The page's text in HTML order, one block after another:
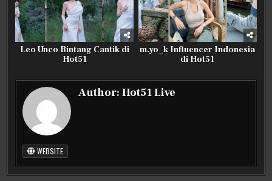
Leo Unco Bintang Cantik di
Hot51
m.yo_k Influencer Indonesia
di Hot51
Author:Hot51 Live
WEBSITE